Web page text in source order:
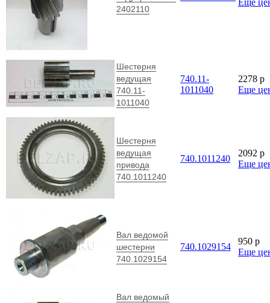
2402110
Шестерня
ведущая
740.11-
1011040
740.11-
1011040
2278 p
Еще
Шестерня
ведущая
привода
740.1011240
740.1011240
2092 p
Еще
Вал ведомой
шестерни
740.1029154
740.1029154
950 p
Еще
Вал ведомый